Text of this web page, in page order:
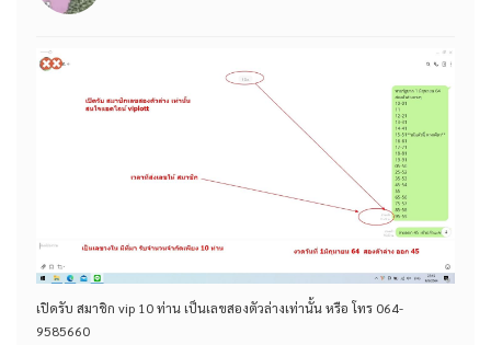
เปิดรับ สมาชิก vip 10 ท่าน เป็นเลขสองตัวล่างเท่านั้น หรือ โทร 064-
9585660